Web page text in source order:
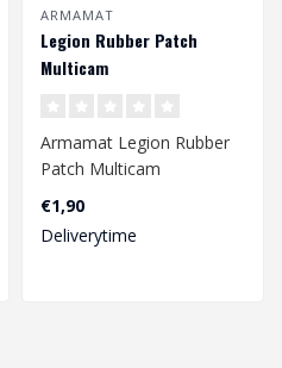
ARMAMAT
Legion Rubber Patch
Multicam
Armamat Legion Rubber
Patch Multicam
€1,90
Deliverytime